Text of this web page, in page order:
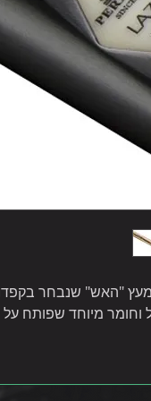
מעץ "האש" שנבחר
וחומר מיוחד שפותח על